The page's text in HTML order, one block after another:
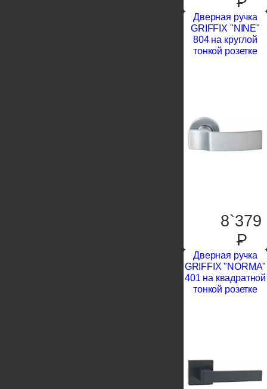
Дверная ручка
GRIFFIX "NINE"
804 на круглой
тонкой розетке
8`379
P
Дверная ручка
GRIFFIX "NORMA"
401 на квадратной
тонкой розетке